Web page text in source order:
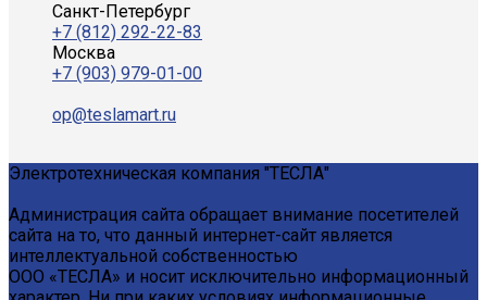
Санкт-Петербург
+7 (812) 292-22-83
Москва
+7 (903) 979-01-00
op@teslamart.ru
Электротехническая компания "ТЕСЛА"
Администрация сайта обращает внимание посетителей
сайта на то, что данный интернет-сайт является
интеллектуальной собственностью
ООО «ТЕСЛА» и носит исключительно информационный